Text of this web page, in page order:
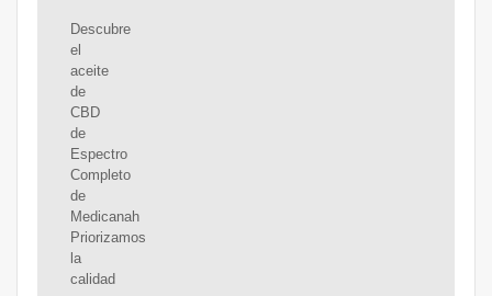
Descubre
el
aceite
de
CBD
de
Espectro
Completo
de
Medicanah
Priorizamos
la
calidad